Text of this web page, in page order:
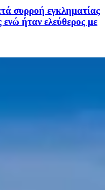
συρροή εγκληματίας
ενώ ήταν ελεύθερος με